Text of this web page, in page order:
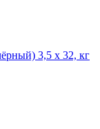
3,5 х 32, кг